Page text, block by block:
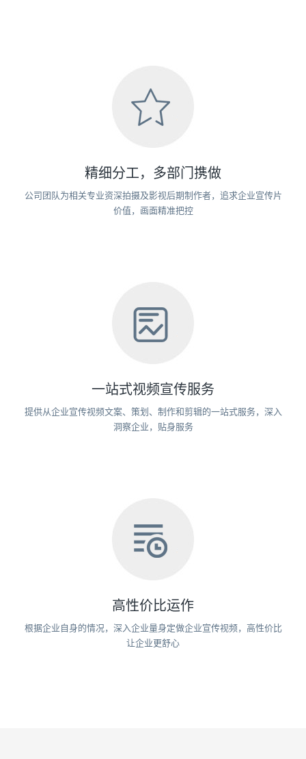
精细分工，多部门携做
公司团队为相关专业资深拍摄及影视后期制作者，追求企业宣传片
价值，画面精准把控
一站式视频宣传服务
提供从企业宣传视频文案、策划、制作和剪辑的一站式服务，深入
洞察企业，贴身服务
高性价比运作
根据企业自身的情况，深入企业量身定做企业宣传视频，高性价比
让企业更舒心